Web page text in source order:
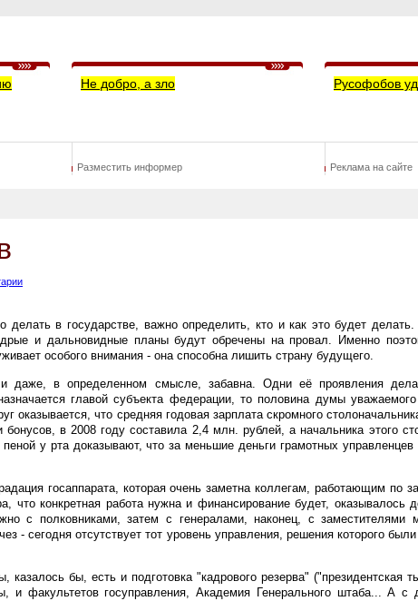
Не добро, а зло Русофобов
Разместить информер Реклама на сайте
делать в государстве, важно определить, кто и как это будет
и дальновидные планы будут обречены на провал. Именно
особого внимания - она способна лишить страну будущего.
и даже, в определенном смысле, забавна. Одни её проявления
главой субъекта федерации, то половина думы
оказывается, что средняя годовая зарплата скромного
бонусов, в 2008 году составила 2,4 млн. рублей, а начальника этого
у рта доказывают, что за меньшие деньги грамотных управленцев
госаппарата, которая очень заметна коллегам, работающим по
что конкретная работа нужна и финансирование будет, оказывалось
с полковниками, затем с генералами, наконец, с заместителями
- сегодня отсутствует тот уровень управления, решения которого
казалось бы, есть и подготовка "кадрового резерва" ("президентская
и факультетов госуправления, Академия Генерального штаба... А с